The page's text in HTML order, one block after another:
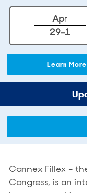
Cannex Fillex –
Congress, is an
Apr
29-1
Learn